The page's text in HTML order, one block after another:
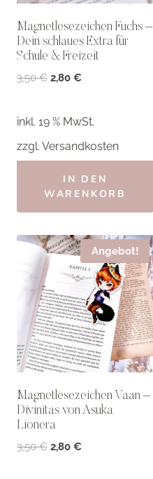
Magnetlesezeichen Fuchs –
Dein schlaues Extra für
Schule & Freizeit
3,50€ Ursprünglicher
3,50 €
2,80 €
2,80 €.
inkl. 19 % MwSt.
zzgl. Versandkosten
IN DEN
WARENKORB
Angebot!
Magnetlesezeichen Vaan –
Divinitas von Asuka
Lionera
3,50€ Ursprünglicher
2,80 €